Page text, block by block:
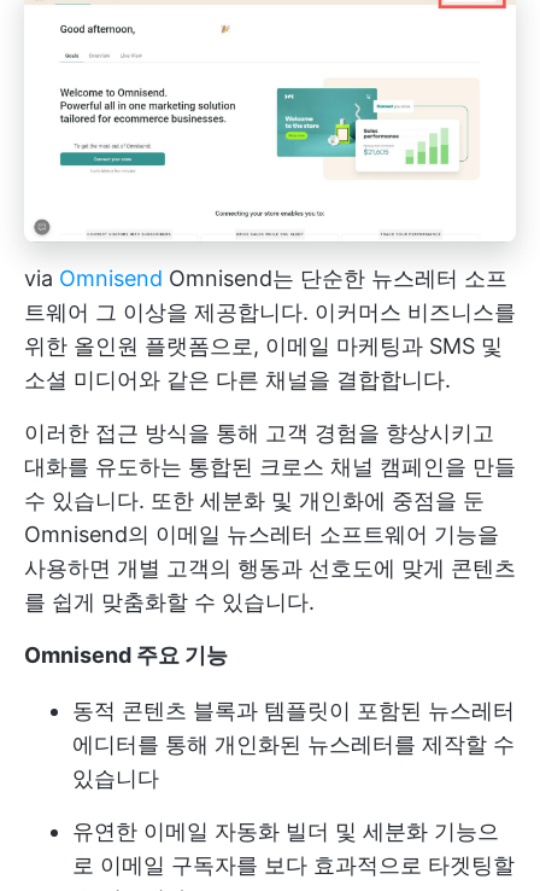
via Omnisend Omnisend는 단순한 뉴스레터 소프
트웨어 그 이상을 제공합니다. 이커머스 비즈니스를
위한 올인원 플랫폼으로, 이메일 마케팅과 SMS 및
소셜 미디어와 같은 다른 채널을 결합합니다.
이러한 접근 방식을 통해 고객 경험을 향상시키고
대화를 유도하는 통합된 크로스 채널 캠페인을 만들
수 있습니다. 또한 세분화 및 개인화에 중점을 둔
Omnisend의 이메일 뉴스레터 소프트웨어 기능을
사용하면 개별 고객의 행동과 선호도에 맞게 콘텐츠
를 쉽게 맞춤화할 수 있습니다.
Omnisend 주요 기능
동적 콘텐츠 블록과 템플릿이 포함된 뉴스레터
에디터를 통해 개인화된 뉴스레터를 제작할 수
있습니다
유연한 이메일 자동화 빌더 및 세분화 기능으
로 이메일 구독자를 보다 효과적으로 타겟팅할